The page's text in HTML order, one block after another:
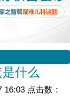
什么
点击数：